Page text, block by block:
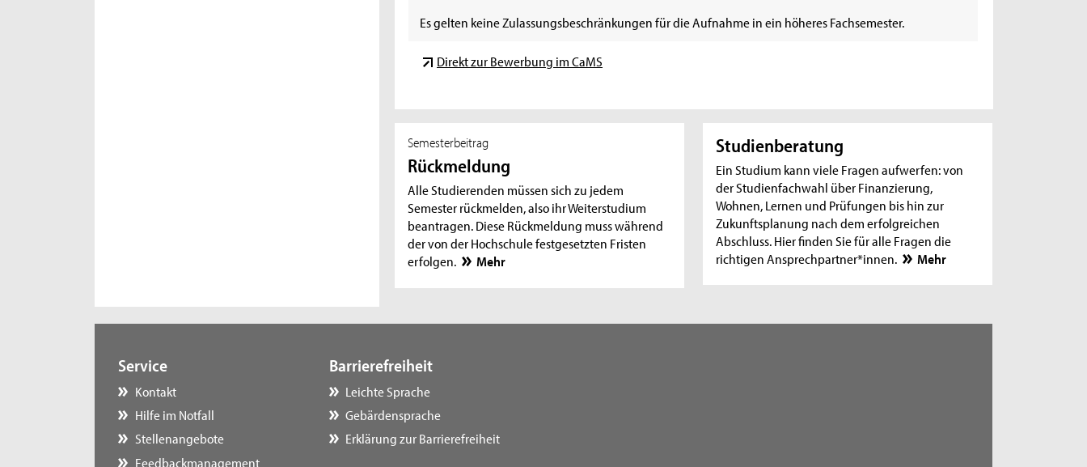
Es gelten keine Zulassungsbeschränkungen für die Aufnahme in ein höheres Fachsemester.
Direkt zur Bewerbung im CaMS
Semesterbeitrag
Rückmeldung
Alle Studierenden müssen sich zu jedem
Semester rückmelden, also ihr Weiterstudium
beantragen. Diese Rückmeldung muss während
der von der Hochschule festgesetzten Fristen
erfolgen.
Mehr
Studienberatung
Ein Studium kann viele Fragen aufwerfen: von
der Studienfachwahl über Finanzierung,
Wohnen, Lernen und Prüfungen bis hin zur
Zukunftsplanung nach dem erfolgreichen
Abschluss. Hier finden Sie für alle Fragen die
richtigen Ansprechpartner*innen.
Mehr
Service
Kontakt
Hilfe im Notfall
Stellenangebote
Feedbackmanagement
Barrierefreiheit
Leichte Sprache
Gebärdensprache
Erklärung zur Barrierefreiheit